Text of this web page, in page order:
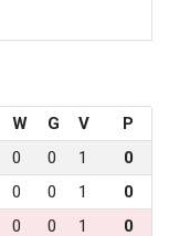
W G V
P
0 0 1
0
0 0 1
0
0 0 1
0